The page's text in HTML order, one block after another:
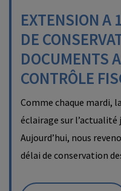
EXTENSION A
DE
DOCUMENTS
CONTRÔLE
Comme chaque mardi,
éclairage sur l’actualité
Aujourd’hui, nous
délai de conservation